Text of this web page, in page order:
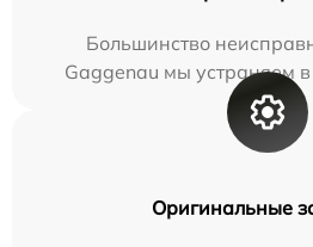
Большинство
Gaggenau мы устраняем
Оригинальные